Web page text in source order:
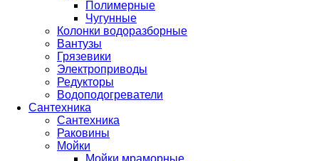
Полимерные
Чугунные
Колонки водоразборные
Вантузы
Грязевики
Электроприводы
Редукторы
Водоподогреватели
Сантехника
Сантехника
Раковины
Мойки